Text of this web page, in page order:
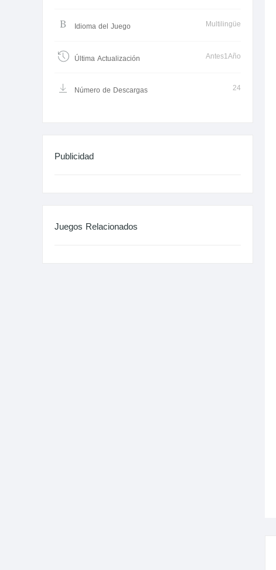
Idioma del Juego Multilingüe
Última Actualización Antes1Año
Número de Descargas 24
Publicidad
Juegos Relacionados